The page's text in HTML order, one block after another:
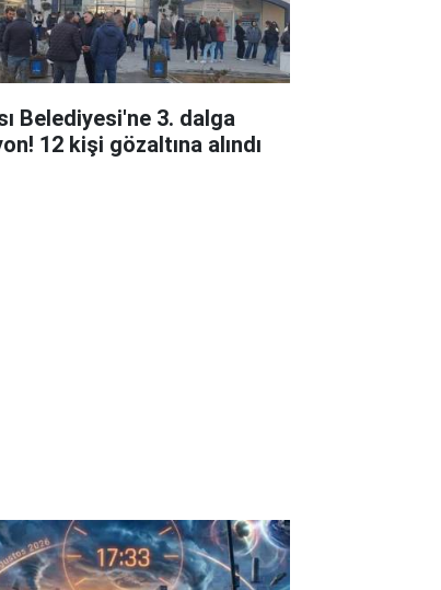
Belediyesi'ne 3. dalga
12 kişi gözaltına alındı